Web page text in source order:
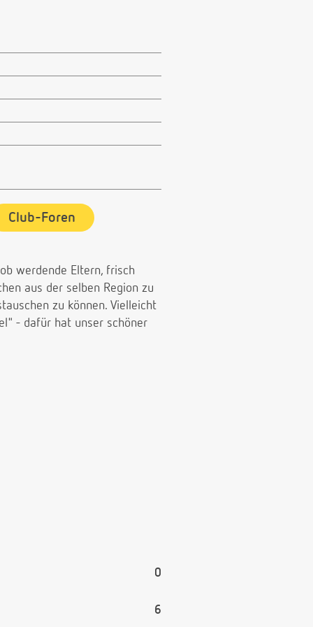
Club-Foren
werdende Eltern, frisch
aus der selben Region zu
zu können. Vielleicht
- dafür hat unser schöner
0
6